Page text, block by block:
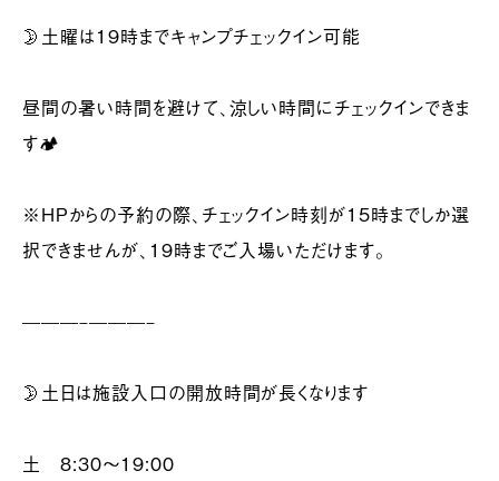
🌛土曜は19時までキャンプチェックイン可能
昼間の暑い時間を避けて、涼しい時間にチェックインできま
す🏕️
※HPからの予約の際、チェックイン時刻が15時までしか選
択できませんが、19時までご入場いただけます。
———–———–
🌛土日は施設入口の開放時間が長くなります
土 8:30〜19:00